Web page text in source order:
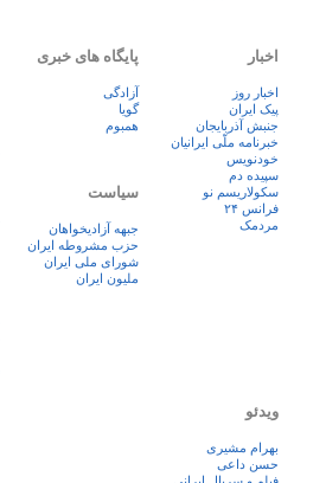
اخبار
اخبار روز
پيک ايران
جنبش آذربایجان
خبرنامه ملّی ایرانیان
خودنویس
سپیده دم
سکولاریسم نو
فرانس ۲۴
مردمک
پایگاه های خبری
آزادگی
گویا
همبوم
سیاست
جبهه آزادیخواهان
حزب مشروطه ایران
شورای ملی ایران
ملیون ایران
ویدئو
بهرام مشیری
حسن داعی
فيلم و سريال ايرانی